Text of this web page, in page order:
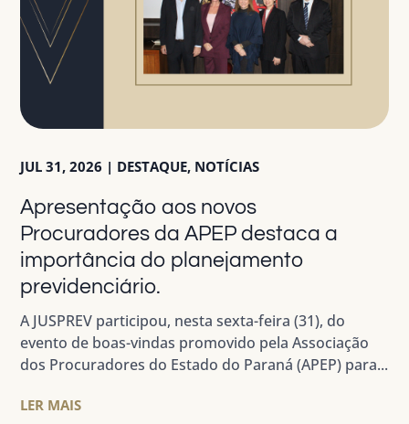
Apresentação aos novos
Procuradores da APEP destaca a
importância do planejamento
previdenciário.
JUL 31, 2026 | DESTAQUE, NOTÍCIAS
A JUSPREV participou, nesta sexta-feira (31), do
evento de boas-vindas promovido pela Associação
dos Procuradores do Estado do Paraná (APEP) para...
LER MAIS